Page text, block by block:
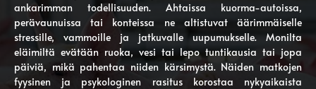
ankarimman todellisuuden. Ahtaissa kuorma-autoissa,
perävaunuissa tai konteissa ne altistuvat äärimmäiselle
stressille, vammoille ja jatkuvalle uupumukselle. Monilta
eläimiltä evätään ruoka, vesi tai lepo tuntikausia tai jopa
päiviä, mikä pahentaa niiden kärsimystä. Näiden matkojen
fyysinen ja psykologinen rasitus korostaa nykyaikaista